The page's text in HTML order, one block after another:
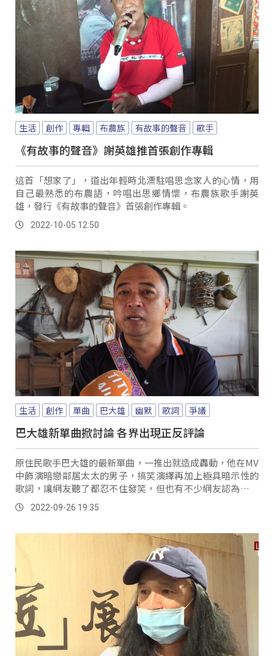
生活 創作 專輯 布農族 有故事的聲音 歌手
《有故事的聲音》謝英雄推首張創作專輯
這首「想家了」，道出年輕時北漂駐唱思念家人的心情，用
自己最熟悉的布農語，吟唱出思鄉情懷，布農族歌手謝英
雄，發行《有故事的聲音》首張創作專輯。
2022-10-05 12:50
生活 創作 單曲 巴大雄 幽默 歌詞 爭議
巴大雄新單曲掀討論 各界出現正反評論
原住民歌手巴大雄的最新單曲，一推出就造成轟動，他在MV
中飾演暗戀鄰居太太的男子，搞笑演繹再加上極具暗示性的
歌詞，讓網友聽了都忍不住發笑，但也有不少網友認為，歌
名以及歌詞涉及性自主權議題，有刻意對女性性...。
2022-09-26 19:35